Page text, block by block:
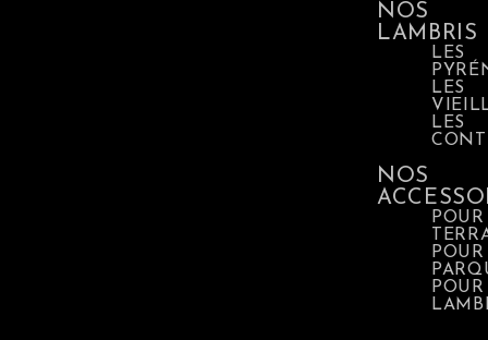
NOS
LAMBRIS
LES
LES
LES
NOS
POUR
POUR
POUR